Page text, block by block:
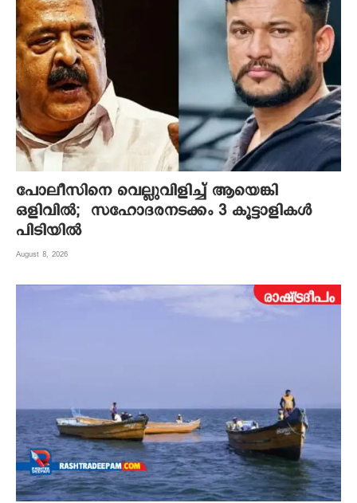
പോലീസിനെ വെല്ലുവിളിച്ച് ആയെങ്കി
ഒളിവിൽ; സഹോദരനടക്കം 3 കൂട്ടാളികൾ
പിടിയിൽ
August 8, 2026